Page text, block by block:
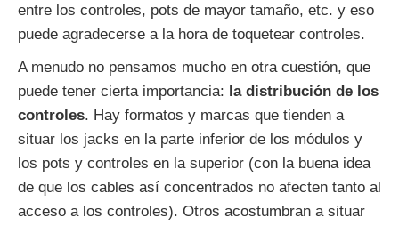
entre los controles, pots de mayor tamaño, etc. y eso
puede agradecerse a la hora de toquetear controles.
A menudo no pensamos mucho en otra cuestión, que
puede tener cierta importancia: la distribución de los
controles. Hay formatos y marcas que tienden a
situar los jacks en la parte inferior de los módulos y
los pots y controles en la superior (con la buena idea
de que los cables así concentrados no afecten tanto al
acceso a los controles). Otros acostumbran a situar